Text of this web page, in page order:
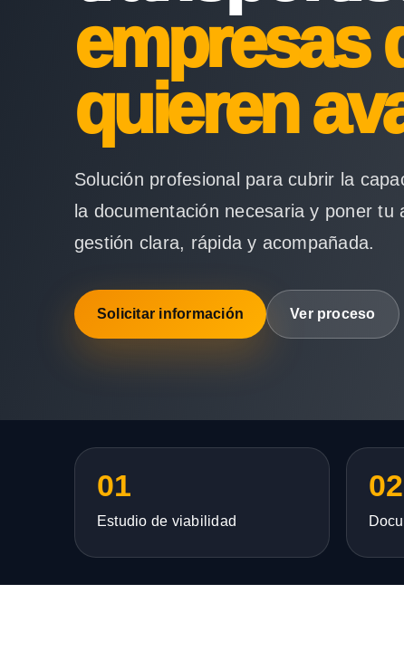
empresas
quieren
Solución profesional para cubrir la
la documentación necesaria y poner
gestión clara, rápida y acompañada.
Solicitar información Ver proceso
01
Estudio de viabilidad
02